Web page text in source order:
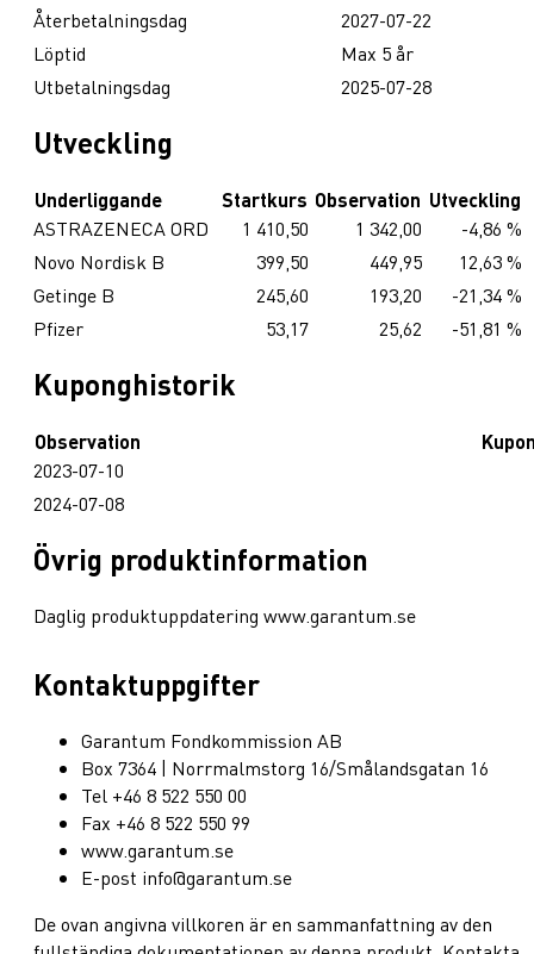
Återbetalningsdag
2027-07-22
Löptid
Max 5 år
Utbetalningsdag
2025-07-28
Utveckling
Underliggande Startkurs Observation Utveckling
ASTRAZENECA ORD
1 410,50 1 342,00
-4,86 %
Novo Nordisk B
399,50 449,95
12,63 %
Getinge B
245,60 193,20
-21,34 %
Pfizer
53,17 25,62 -51,81 %
Kuponghistorik
Observation
2023-07-10
2024-07-08
Övrig produktinformation
Daglig produktuppdatering www.garantum.se
Kontaktuppgifter
Garantum Fondkommission AB
Box 7364 | Norrmalmstorg 16/Smålandsgatan 16
Tel +46 8 522 550 00
Fax +46 8 522 550 99
www.garantum.se
E-post info@garantum.se
De ovan angivna villkoren är en sammanfattning av den